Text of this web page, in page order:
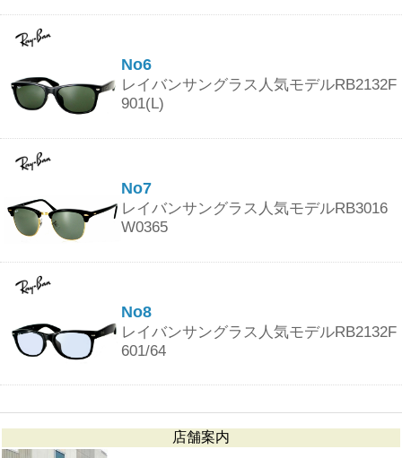
No6
レイバンサングラス人気モデルRB2132F
901(L)
No7
レイバンサングラス人気モデルRB3016
W0365
No8
レイバンサングラス人気モデルRB2132F
601/64
店舗案内